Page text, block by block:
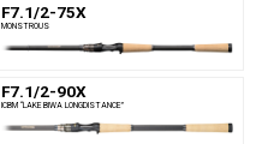
F7.1/2-75X
MONSTROUS
F7.1/2-90X
ICBM “LAKE BIWA LONGDISTANCE”